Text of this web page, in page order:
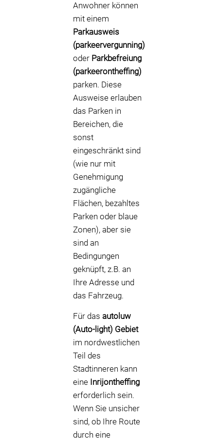
Anwohner können
mit einem
Parkausweis
(parkeervergunning)
oder Parkbefreiung
(parkeerontheffing)
parken. Diese
Ausweise erlauben
das Parken in
Bereichen, die
sonst
eingeschränkt sind
(wie nur mit
Genehmigung
zugängliche
Flächen, bezahltes
Parken oder blaue
Zonen), aber sie
sind an
Bedingungen
geknüpft, z.B. an
Ihre Adresse und
das Fahrzeug.
Für das autoluw
(Auto-light) Gebiet
im nordwestlichen
Teil des
Stadtinneren kann
eine Inrijontheffing
erforderlich sein.
Wenn Sie unsicher
sind, ob Ihre Route
durch eine